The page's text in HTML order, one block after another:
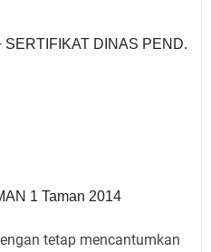
DINAS PEND.
1 Taman 2014
tetap mencantumkan